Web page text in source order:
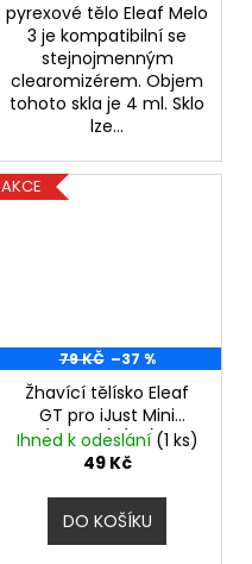
pyrexové tělo Eleaf Melo
3 je kompatibilní se
stejnojmenným
clearomizérem. Objem
tohoto skla je 4 ml. Sklo
lze...
AKCE
79 KČ –37 %
Žhavící tělísko Eleaf
GT pro iJust Mini
(1,2ohm) (1ks) -
VÝPRODEJ.
Ihned k odeslání (1 ks)
49 Kč
DO KOŠÍKU